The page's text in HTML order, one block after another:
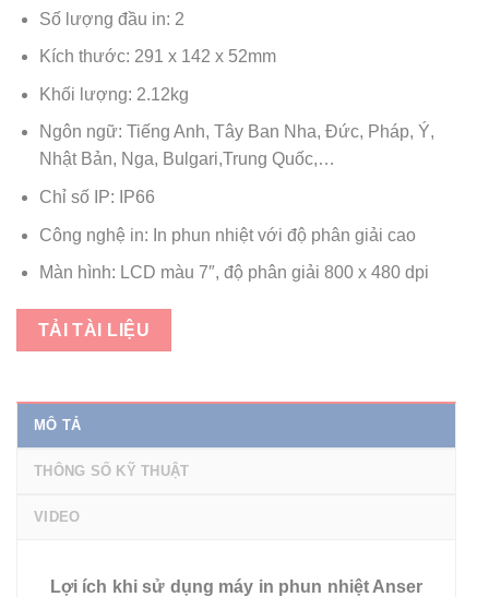
Số lượng đầu in: 2
Kích thước: 291 x 142 x 52mm
Khối lượng: 2.12kg
Ngôn ngữ: Tiếng Anh, Tây Ban Nha, Đức, Pháp, Ý,
Nhật Bản, Nga, Bulgari,Trung Quốc,…
Chỉ số IP: IP66
Công nghệ in: In phun nhiệt với độ phân giải cao
Màn hình: LCD màu 7″, độ phân giải 800 x 480 dpi
TẢI TÀI LIỆU
MÔ TẢ
THÔNG SỐ KỸ THUẬT
VIDEO
Lợi ích khi sử dụng máy in phun nhiệt Anser